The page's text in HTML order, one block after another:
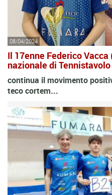
08/04/2024
Il 17enne Federico Vacca
nazionale di
continua il movimento
teco cortem...